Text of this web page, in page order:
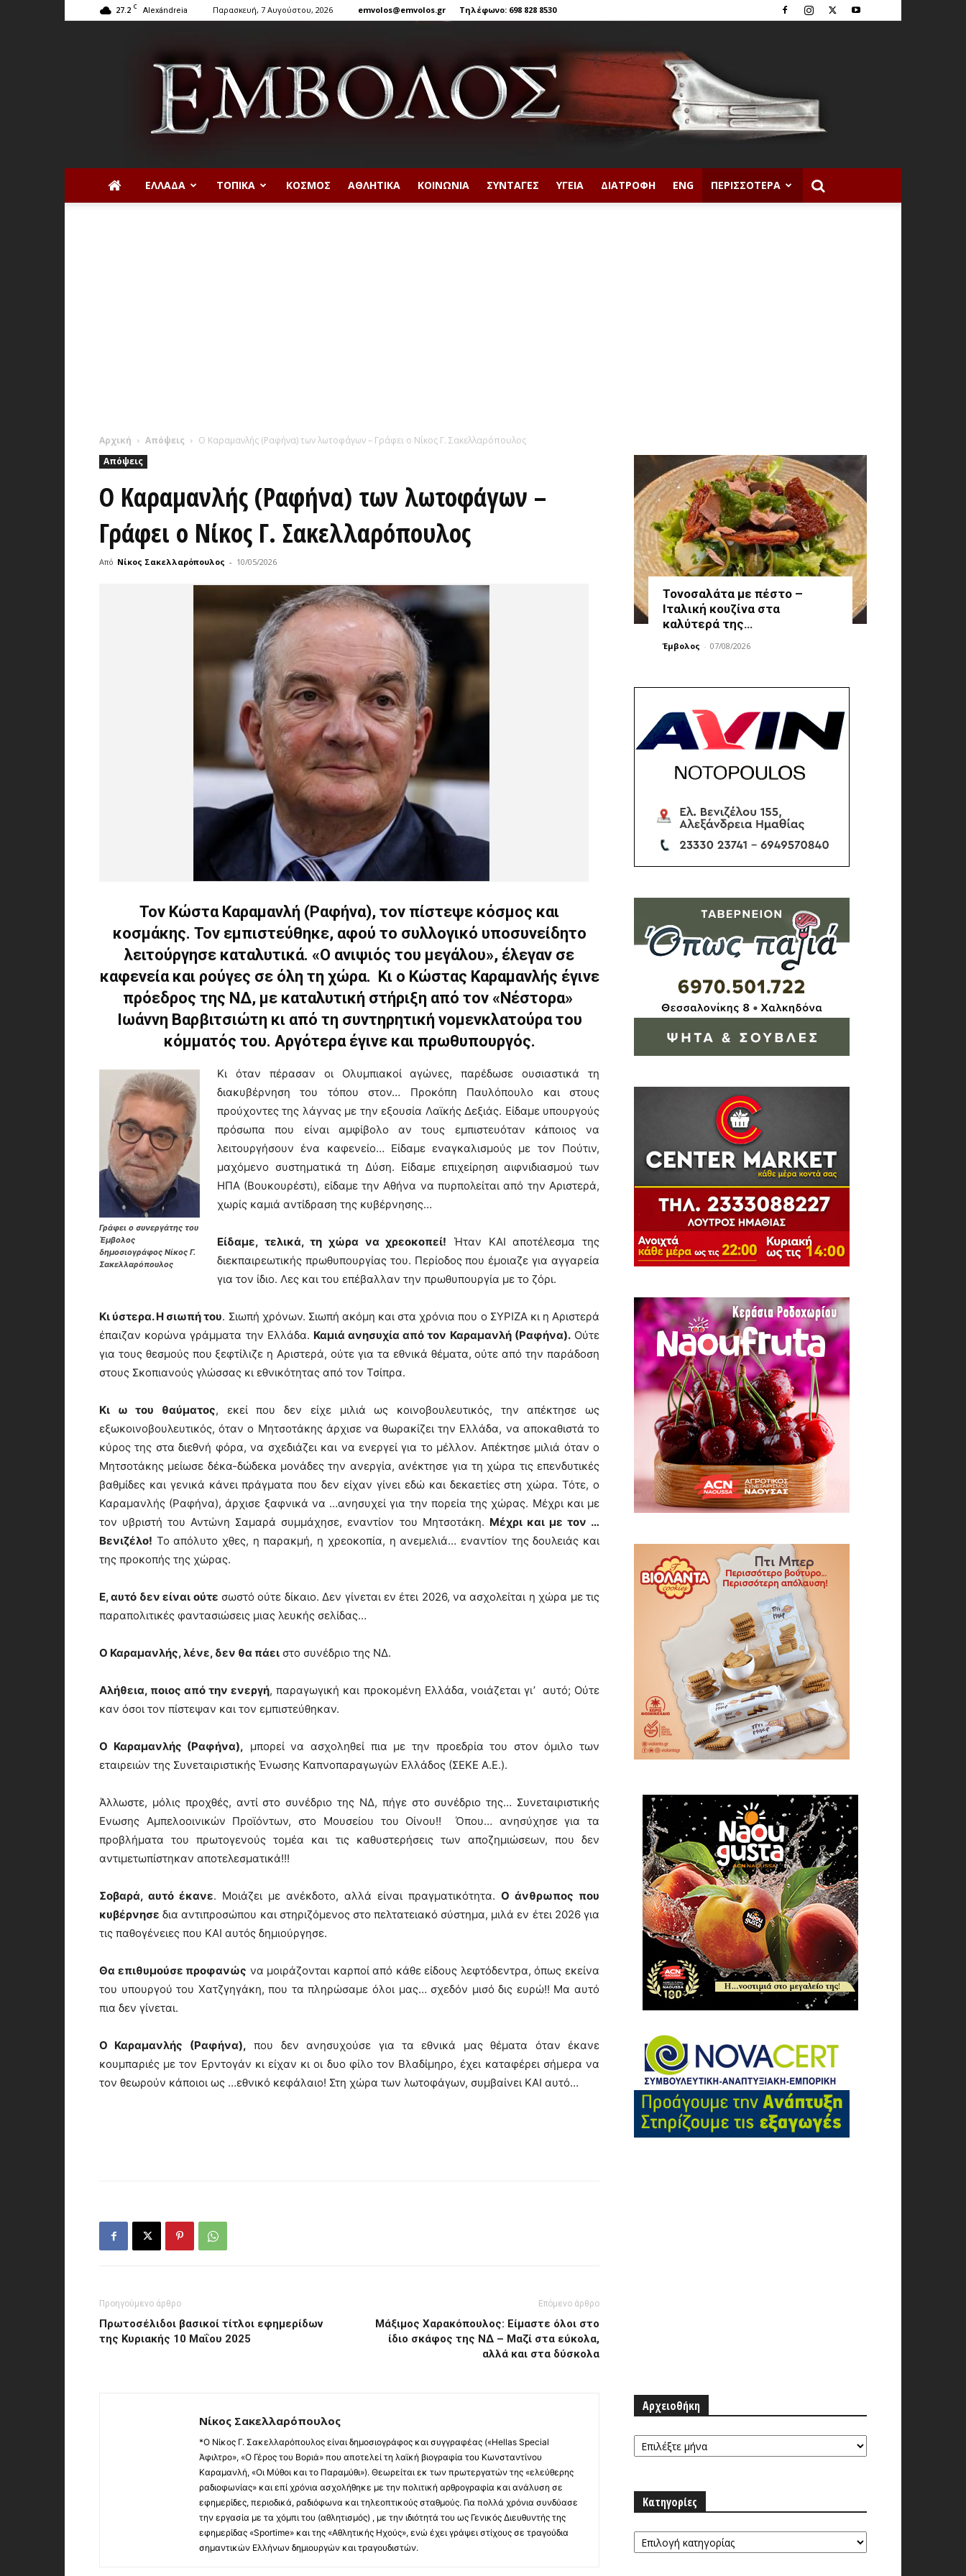
27.2 C Alexándreia Παρασκευή, 7 Αυγούστου, 2026 emvolos@emvolos.gr Τηλέφωνο: 698 828 8530
ΕΛΛΆΔΑ ΤΟΠΙΚΆ ΚΌΣΜΟΣ ΑΘΛΗΤΙΚΆ ΚΟΙΝΩΝΊΑ ΣΥΝΤΑΓΈΣ ΥΓΕΊΑ ΔΙΑΤΡΟΦΉ ENG ΠΕΡΙΣΣΌΤΕΡΑ
Αρχική Απόψεις
Ο Καραμανλής (Ραφήνα) των λωτοφάγων – Γράφει ο Νίκος Γ. Σακελλαρόπουλος
Απόψεις
Ο Καραμανλής (Ραφήνα) των λωτοφάγων –
Γράφει ο Νίκος Γ. Σακελλαρόπουλος
Από Νίκος Σακελλαρόπουλος - 10/05/2026
Τον Κώστα Καραμανλή (Ραφήνα), τον πίστεψε κόσμος και
κοσμάκης. Τον εμπιστεύθηκε, αφού το συλλογικό υποσυνείδητο
λειτούργησε καταλυτικά. «Ο ανιψιός του μεγάλου», έλεγαν σε
καφενεία και ρούγες σε όλη τη χώρα. Κι ο Κώστας Καραμανλής έγινε
πρόεδρος της ΝΔ, με καταλυτική στήριξη από τον «Νέστορα»
Ιωάννη Βαρβιτσιώτη κι από τη συντηρητική νομενκλατούρα του
κόμματός του. Αργότερα έγινε και πρωθυπουργός.
Γράφει ο συνεργάτης του
Έμβολος
δημοσιογράφος Νίκος Γ.
Σακελλαρόπουλος
Κι όταν πέρασαν οι Ολυμπιακοί αγώνες, παρέδωσε ουσιαστικά τη
διακυβέρνηση του τόπου στον… Προκόπη Παυλόπουλο και στους
προύχοντες της λάγνας με την εξουσία Λαϊκής Δεξιάς. Είδαμε υπουργούς
πρόσωπα που είναι αμφίβολο αν τους εμπιστευόταν κάποιος να
λειτουργήσουν ένα καφενείο… Είδαμε εναγκαλισμούς με τον Πούτιν,
μαχόμενο συστηματικά τη Δύση. Είδαμε επιχείρηση αιφνιδιασμού των
ΗΠΑ (Βουκουρέστι), είδαμε την Αθήνα να πυρπολείται από την Αριστερά,
χωρίς καμιά αντίδραση της κυβέρνησης…
Είδαμε, τελικά, τη χώρα να χρεοκοπεί! Ήταν ΚΑΙ αποτέλεσμα της
διεκπαιρεωτικής πρωθυπουργίας του. Περίοδος που έμοιαζε για αγγαρεία
για τον ίδιο. Λες και του επέβαλλαν την πρωθυπουργία με το ζόρι.
Κι ύστερα. Η σιωπή του. Σιωπή χρόνων. Σιωπή ακόμη και στα χρόνια που ο ΣΥΡΙΖΑ κι η Αριστερά
έπαιζαν κορώνα γράμματα την Ελλάδα. Καμιά ανησυχία από τον Καραμανλή (Ραφήνα).Ούτε
για τους θεσμούς που ξεφτίλιζε η Αριστερά, ούτε για τα εθνικά θέματα, ούτε από την παράδοση
στους Σκοπιανούς γλώσσας κι εθνικότητας από τον Τσίπρα.
Κι ω του θαύματος, εκεί που δεν είχε μιλιά ως κοινοβουλευτικός, την απέκτησε ως
εξωκοινοβουλευτικός, όταν ο Μητσοτάκης άρχισε να θωρακίζει την Ελλάδα, να αποκαθιστά το
κύρος της στα διεθνή φόρα, να σχεδιάζει και να ενεργεί για το μέλλον. Απέκτησε μιλιά όταν ο
Μητσοτάκης μείωσε δέκα-δώδεκα μονάδες την ανεργία, ανέκτησε για τη χώρα τις επενδυτικές
βαθμίδες και γενικά κάνει πράγματα που δεν είχαν γίνει εδώ και δεκαετίες στη χώρα. Τότε, ο
Καραμανλής (Ραφήνα), άρχισε ξαφνικά να …ανησυχεί για την πορεία της χώρας. Μέχρι και με
τον υβριστή του Αντώνη Σαμαρά συμμάχησε, εναντίον του Μητσοτάκη. Μέχρι και με τον …
Βενιζέλο! Το απόλυτο χθες, η παρακμή, η χρεοκοπία, η ανεμελιά… εναντίον της δουλειάς και
της προκοπής της χώρας.
Ε, αυτό δεν είναι ούτε σωστό ούτε δίκαιο. Δεν γίνεται εν έτει 2026, να ασχολείται η χώρα με τις
παραπολιτικές φαντασιώσεις μιας λευκής σελίδας…
Ο Καραμανλής, λένε, δεν θα πάει στο συνέδριο της ΝΔ.
Αλήθεια, ποιος από την ενεργή, παραγωγική και προκομένη Ελλάδα, νοιάζεται γι’ αυτό; Ούτε
καν όσοι τον πίστεψαν και τον εμπιστεύθηκαν.
Ο Καραμανλής (Ραφήνα), μπορεί να ασχοληθεί πια με την προεδρία του στον όμιλο των
εταιρειών της Συνεταιριστικής Ένωσης Καπνοπαραγωγών Ελλάδος (ΣΕΚΕ Α.Ε.).
Άλλωστε, μόλις προχθές, αντί στο συνέδριο της ΝΔ, πήγε στο συνέδριο της… Συνεταιριστικής
Ενωσης Αμπελοοινικών Προϊόντων, στο Μουσείου του Οίνου!! Όπου… ανησύχησε για τα
προβλήματα του πρωτογενούς τομέα και τις καθυστερήσεις των αποζημιώσεων, που δεν
αντιμετωπίστηκαν αποτελεσματικά!!!
Σοβαρά, αυτό έκανε. Μοιάζει με ανέκδοτο, αλλά είναι πραγματικότητα. Ο άνθρωπος που
κυβέρνησε δια αντιπροσώπου και στηριζόμενος στο πελτατειακό σύστημα, μιλά εν έτει 2026 για
τις παθογένειες που ΚΑΙ αυτός δημιούργησε.
Θα επιθυμούσε προφανώς να μοιράζονται καρποί από κάθε είδους λεφτόδεντρα, όπως εκείνα
του υπουργού του Χατζγηγάκη, που τα πληρώσαμε όλοι μας… σχεδόν μισό δις ευρώ!! Μα αυτό
πια δεν γίνεται.
Ο Καραμανλής (Ραφήνα), που δεν ανησυχούσε για τα εθνικά μας θέματα όταν έκανε
κουμπαριές με τον Ερντογάν κι είχαν κι οι δυο φίλο τον Βλαδίμηρο, έχει καταφέρει σήμερα να
τον θεωρούν κάποιοι ως …εθνικό κεφάλαιο! Στη χώρα των λωτοφάγων, συμβαίνει ΚΑΙ αυτό…
Προηγούμενο άρθρο
Πρωτοσέλιδοι βασικοί τίτλοι εφημερίδων
της Κυριακής 10 Μαΐου 2025
Επόμενο άρθρο
Μάξιμος Χαρακόπουλος: Είμαστε όλοι στο
ίδιο σκάφος της ΝΔ – Μαζί στα εύκολα,
αλλά και στα δύσκολα
Νίκος Σακελλαρόπουλος
*Ο Νίκος Γ. Σακελλαρόπουλος είναι δημοσιογράφος και συγγραφέας («Hellas Special
Άφιλτρο», «Ο Γέρος του Βοριά» που αποτελεί τη λαϊκή βιογραφία του Κωνσταντίνου
Καραμανλή, «Οι Μύθοι και το Παραμύθι»). Θεωρείται εκ των πρωτεργατών της «ελεύθερης
ραδιοφωνίας» και επί χρόνια ασχολήθηκε με την πολιτική αρθρογραφία και ανάλυση σε
εφημερίδες, περιοδικά, ραδιόφωνα και τηλεοπτικούς σταθμούς. Για πολλά χρόνια συνδύασε
την εργασία με τα χόμπι του (αθλητισμός) , με την ιδιότητά του ως Γενικός Διευθυντής της
εφημερίδας «Sportime» και της «Αθλητικής Ηχούς», ενώ έχει γράψει στίχους σε τραγούδια
σημαντικών Ελλήνων δημιουργών και τραγουδιστών.
Τονοσαλάτα με πέστο –
Ιταλική κουζίνα στα
καλύτερά της…
Έμβολος - 07/08/2026
Αρχειοθήκη
Αρχειοθήκη
Κατηγορίες
Κατηγορίες